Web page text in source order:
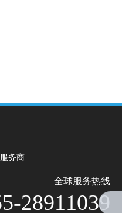
务商
全球服务热线
28911039